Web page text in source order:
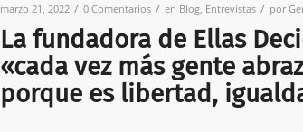
marzo 21, 2022 / 0 Comentarios / en Blog, Entrevistas / por
La fundadora de Ellas
«cada vez más gente
porque es libertad,